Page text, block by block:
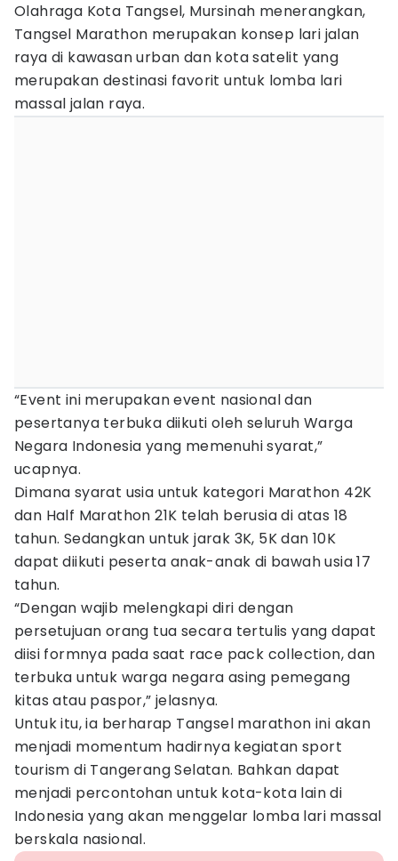
Olahraga Kota Tangsel, Mursinah menerangkan,
Tangsel Marathon merupakan konsep lari jalan
raya di kawasan urban dan kota satelit yang
merupakan destinasi favorit untuk lomba lari
massal jalan raya.
“Event ini merupakan event nasional dan
pesertanya terbuka diikuti oleh seluruh Warga
Negara Indonesia yang memenuhi syarat,”
ucapnya.
Dimana syarat usia untuk kategori Marathon 42K
dan Half Marathon 21K telah berusia di atas 18
tahun. Sedangkan untuk jarak 3K, 5K dan 10K
dapat diikuti peserta anak-anak di bawah usia 17
tahun.
“Dengan wajib melengkapi diri dengan
persetujuan orang tua secara tertulis yang dapat
diisi formnya pada saat race pack collection, dan
terbuka untuk warga negara asing pemegang
kitas atau paspor,” jelasnya.
Untuk itu, ia berharap Tangsel marathon ini akan
menjadi momentum hadirnya kegiatan sport
tourism di Tangerang Selatan. Bahkan dapat
menjadi percontohan untuk kota-kota lain di
Indonesia yang akan menggelar lomba lari massal
berskala nasional.